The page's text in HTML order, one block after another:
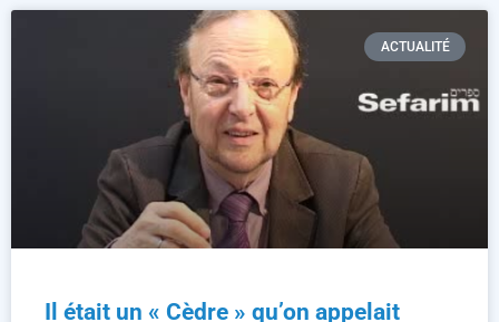
ACTUALITÉ
Il était un « Cèdre » qu’on appelait